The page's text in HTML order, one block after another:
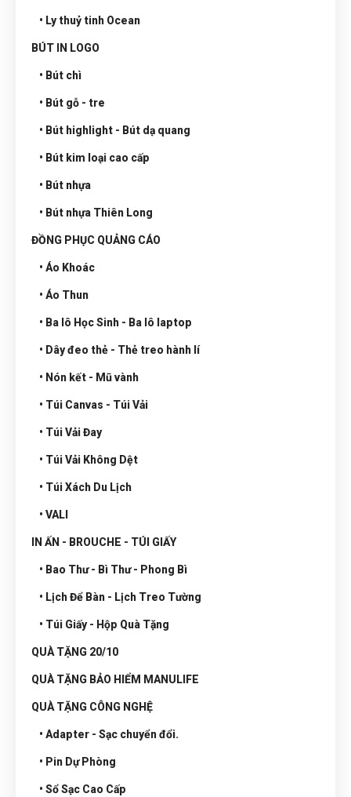
• Ly thuỷ tinh Ocean
BÚT IN LOGO
• Bút chì
• Bút gỗ - tre
• Bút highlight - Bút dạ quang
• Bút kim loại cao cấp
• Bút nhựa
• Bút nhựa Thiên Long
ĐỒNG PHỤC QUẢNG CÁO
• Áo Khoác
• Áo Thun
• Ba lô Học Sinh - Ba lô laptop
• Dây đeo thẻ - Thẻ treo hành lí
• Nón kết - Mũ vành
• Túi Canvas - Túi Vải
• Túi Vải Đay
• Túi Vải Không Dệt
• Túi Xách Du Lịch
• VALI
IN ẤN - BROUCHE - TÚI GIẤY
• Bao Thư - Bì Thư - Phong Bì
• Lịch Để Bàn - Lịch Treo Tường
• Túi Giấy - Hộp Quà Tặng
QUÀ TẶNG 20/10
QUÀ TẶNG BẢO HIỂM MANULIFE
QUÀ TẶNG CÔNG NGHỆ
• Adapter - Sạc chuyển đổi.
• Pin Dự Phòng
• Sổ Sạc Cao Cấp